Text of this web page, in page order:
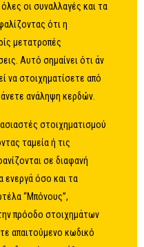
οι συναλλαγές και τα
ότι η
μετατροπές
Αυτό σημαίνει ότι άν
να στοιχηματίσετε από
ανάληψη κερδών.
στοιχηματισμού
ταμεία ή τις
σε διαφανή
όσο και τα
“Μπόνους”,
πρόοδο στοιχημάτων
απαιτούμενο κωδικό